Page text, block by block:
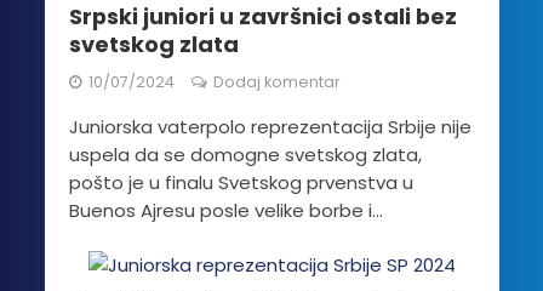
Srpski juniori u završnici ostali bez
svetskog zlata
10/07/2024 Dodaj komentar
Juniorska vaterpolo reprezentacija Srbije nije
uspela da se domogne svetskog zlata,
pošto je u finalu Svetskog prvenstva u
Buenos Ajresu posle velike borbe i...